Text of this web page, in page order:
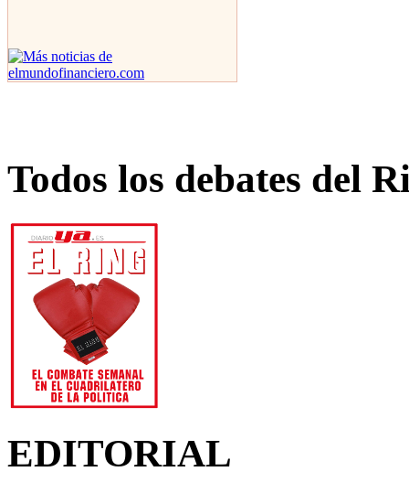
Todos los debates del
EDITORIAL